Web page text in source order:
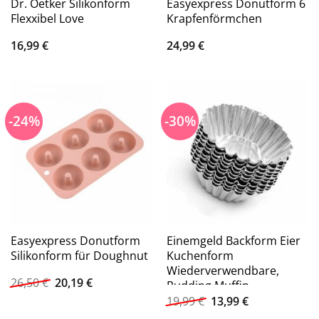
Dr. Oetker Silikonform
Flexxibel Love
16,99€
Easyexpress Donutform 6
Krapfenförmchen
24,99€
-24%
Easyexpress Donutform
Silikonform für Doughnut
26,50€ Ursprünglicher
Preis
20,19€Aktueller
-30%
Einemgeld Backform Eier
Kuchenform
Wiederverwendbare,
Pudding Muffin
Eierkuchenform
19,99€ Ursprünglicher
Preis
13,99€Aktueller